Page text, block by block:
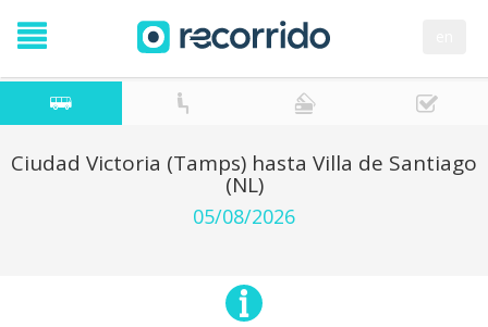
Ciudad Victoria (Tamps) hasta Villa de Santiago
(NL)
05/08/2026